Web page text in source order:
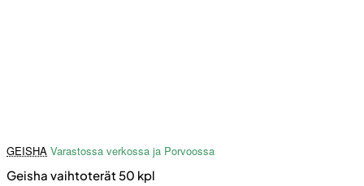
GEISHA Varastossa verkossa ja Porvoossa
Geisha vaihtoterät 50 kpl